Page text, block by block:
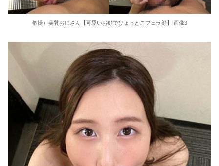
【朗報】プチプチで有名な川上産業、社名を「プチプチ株式会社」に変更www
【緊急】吉野家のステーキ定食、ガチで美味いぞ
【悲報】メタルバンドが日本から死滅した理由ってなに？
お金持ち夫婦に飼われる事になった美少年メイド
月刊巨根 巨根イケメンのナンパ術 るかちゃん編
西野絵美 撮影前にヤっちゃった…ドMだと思ったらドS痴女だった
個撮）美乳お姉さん【可愛いお顔でひょっとこフェラ顔】 画像3